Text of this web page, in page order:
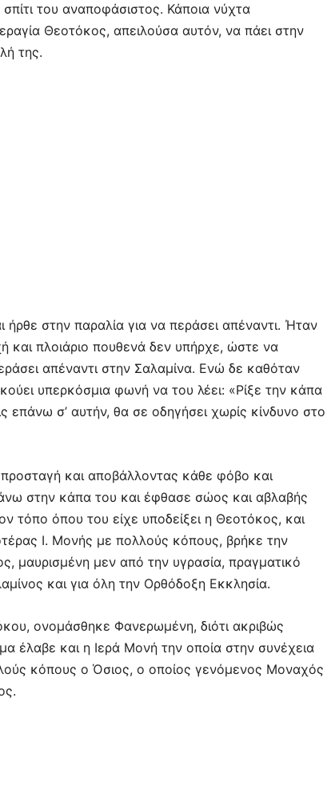
του αναποφάσιστος. Κάποια νύχτα
Θεοτόκος, απειλούσα αυτόν, να πάει στην
της.
στην παραλία για να περάσει απέναντι. Ήταν
πλοιάριο πουθενά δεν υπήρχε, ώστε να
απέναντι στην Σαλαμίνα. Ενώ δε καθόταν
υπερκόσμια φωνή να του λέει: «Ρίξε την κάπα
επάνω σ’ αυτήν, θα σε οδηγήσει χωρίς κίνδυνο στο
και αποβάλλοντας κάθε φόβο και
στην κάπα του και έφθασε σώος και αβλαβής
τόπο όπου του είχε υποδείξει η Θεοτόκος, και
Ι. Μονής με πολλούς κόπους, βρήκε την
μαυρισμένη μεν από την υγρασία, πραγματικό
και για όλη την Ορθόδοξη Εκκλησία.
ονομάσθηκε Φανερωμένη, διότι ακριβώς
έλαβε και η Ιερά Μονή την οποία στην συνέχεια
κόπους ο Όσιος, ο οποίος γενόμενος Μοναχός